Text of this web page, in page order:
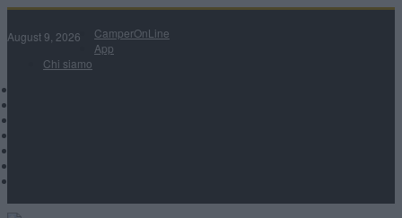
August 9, 2026
CamperOnLine
App
Chi siamo